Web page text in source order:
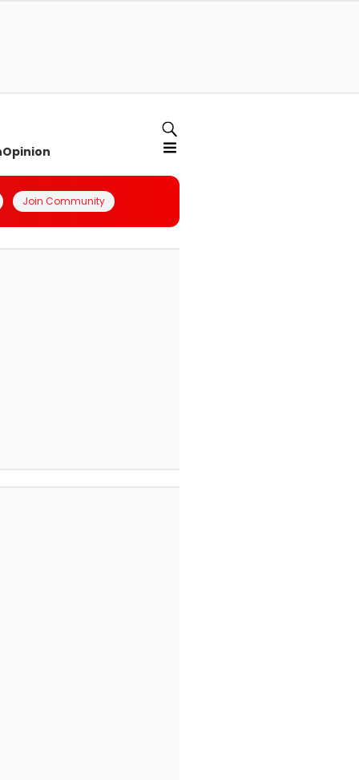
Opinion
Join Community